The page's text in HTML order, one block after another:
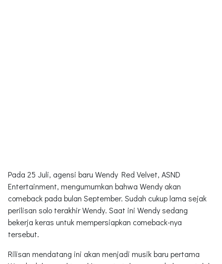
Pada 25 Juli, agensi baru Wendy Red Velvet, ASND
Entertainment, mengumumkan bahwa Wendy akan
comeback pada bulan September. Sudah cukup lama sejak
perilisan solo terakhir Wendy. Saat ini Wendy sedang
bekerja keras untuk mempersiapkan comeback-nya
tersebut.
Rilisan mendatang ini akan menjadi musik baru pertama